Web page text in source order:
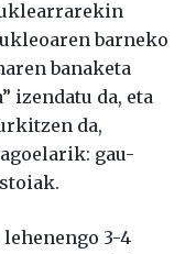
barneko
banaketa
izendatu da, eta
da,
gau-
lehenengo 3-4